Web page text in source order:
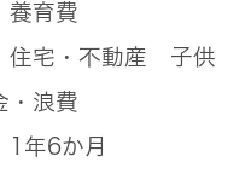
養育費
宅・不動産 子供
・浪費
年6か月